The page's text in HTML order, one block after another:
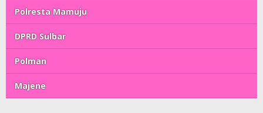
Polresta Mamuju
DPRD Sulbar
Polman
Majene